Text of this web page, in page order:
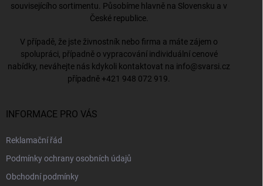
souvisejícího sortimentu. Působíme hlavně na Slovensku a v
České republice.
V případě, že jste živnostník nebo firma a máte zájem o
spolupráci, případně o vypracování individuální cenové
nabídky, neváhejte nás kdykoli kontaktovat na info@svarsi.cz
případně +421 948 072 919
INFORMACE PRO VÁS
Reklamační řád
Podmínky ochrany osobních údajů
Obchodní podmínky